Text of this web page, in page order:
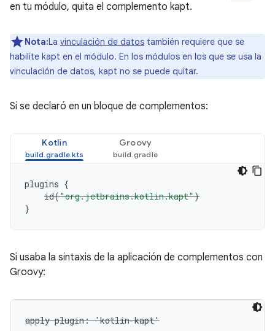
en tu módulo, quita el complemento kapt.
Nota:La vinculación de datos también requiere que se
habilite kapt en el módulo. En los módulos en los que se usa la
vinculación de datos, kapt no se puede quitar.
Si se declaró en un bloque de complementos:
Kotlin Groovy
plugins {
id("org.jetbrains.kotlin.kapt")
}
Si usaba la sintaxis de la aplicación de complementos con
Groovy:
apply plugin: 'kotlin-kapt'